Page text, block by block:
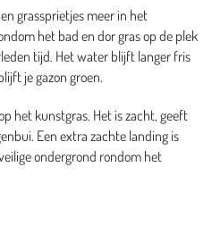
grassprietjes meer in het
het bad en dor gras op de plek
tijd. Het water blijft langer fris
je gazon groen.
het kunstgras. Het is zacht, geeft
Een extra zachte landing is
ondergrond rondom het